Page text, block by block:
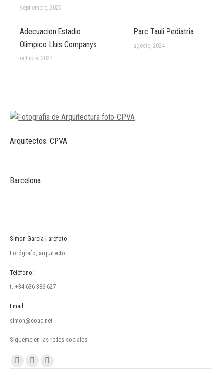
septiembre, 2025
Adecuacion Estadio
Olimpico Lluis Companys
octubre, 2024
Parc Tauli Pediatria
agosto, 2024
Arquitectos: CPVA
Barcelona
Simón García | arqfoto
Fotógrafo, arquitecto
Teléfono:
t. +34 636 386 627
Email:
simon@coac.net
Sígueme en las redes sociales
Encuéntranos en: